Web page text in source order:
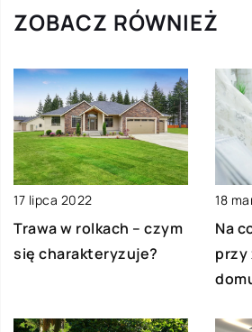
ZOBACZ RÓWNIEŻ
17 lipca 2022
Trawa w rolkach – czym
się charakteryzuje?
18
Na
przy